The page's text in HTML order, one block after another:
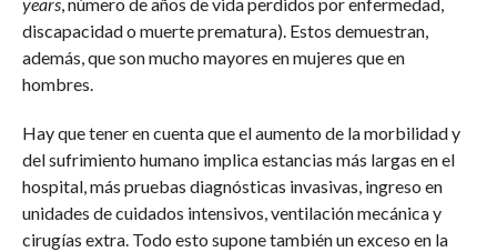
years, número de años de vida perdidos por enfermedad,
discapacidad o muerte prematura). Estos demuestran,
además, que son mucho mayores en mujeres que en
hombres.
Hay que tener en cuenta que el aumento de la morbilidad y
del sufrimiento humano implica estancias más largas en el
hospital, más pruebas diagnósticas invasivas, ingreso en
unidades de cuidados intensivos, ventilación mecánica y
cirugías extra. Todo esto supone también un exceso en la